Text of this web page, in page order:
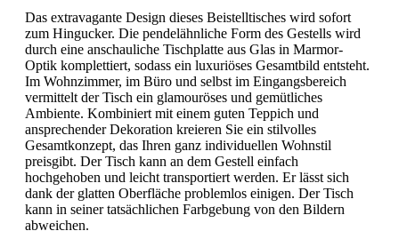
Das extravagante Design dieses Beistelltisches wird sofort
zum Hingucker. Die pendelähnliche Form des Gestells wird
durch eine anschauliche Tischplatte aus Glas in Marmor-
Optik komplettiert, sodass ein luxuriöses Gesamtbild entsteht.
Im Wohnzimmer, im Büro und selbst im Eingangsbereich
vermittelt der Tisch ein glamouröses und gemütliches
Ambiente. Kombiniert mit einem guten Teppich und
ansprechender Dekoration kreieren Sie ein stilvolles
Gesamtkonzept, das Ihren ganz individuellen Wohnstil
preisgibt. Der Tisch kann an dem Gestell einfach
hochgehoben und leicht transportiert werden. Er lässt sich
dank der glatten Oberfläche problemlos einigen. Der Tisch
kann in seiner tatsächlichen Farbgebung von den Bildern
abweichen.